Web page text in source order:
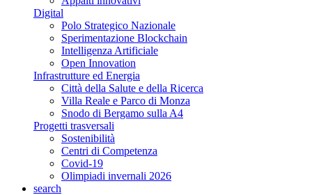
Digital
Polo Strategico Nazionale
Sperimentazione Blockchain
Intelligenza Artificiale
Open Innovation
Infrastrutture ed Energia
Città della Salute e della Ricerca
Villa Reale e Parco di Monza
Snodo di Bergamo sulla A4
Progetti trasversali
Sostenibilità
Centri di Competenza
Covid-19
Olimpiadi invernali 2026
search